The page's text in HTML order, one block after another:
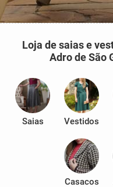
Loja de saias e
Adro de São
Saias Vestidos
Casacos